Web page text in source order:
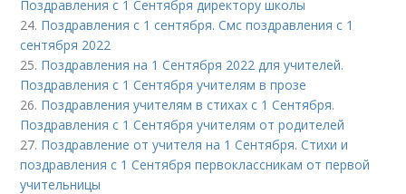
Поздравления с 1 Сентября директору школы
24. Поздравления с 1 сентября. Смс поздравления с 1
сентября 2022
25. Поздравления на 1 Сентября 2022 для учителей.
Поздравления с 1 Сентября учителям в прозе
26. Поздравления учителям в стихах с 1 Сентября.
Поздравления с 1 Сентября учителям от родителей
27. Поздравление от учителя на 1 Сентября. Стихи и
поздравления с 1 Сентября первоклассникам от первой
учительницы